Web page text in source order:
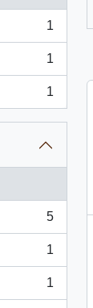
1
1
1
5
1
1